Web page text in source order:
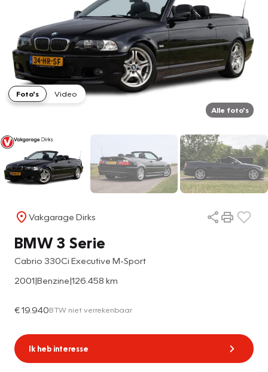
Foto's
Video
Alle foto's
Vakgarage Dirks
BMW 3 Serie
Cabrio 330Ci Executive M-Sport
2001|Benzine|126.458 km
€ 19.940BTW niet verrekenbaar
Ik heb interesse